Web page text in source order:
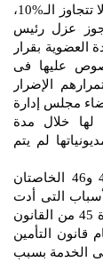
بما يفوق ما يحدده القانون، وهى صرف الأرباح بما لا تتجاوز الـ%10،
يجوز عزل رئيس
العضوية بقرار
عليها فى
الإضرار
مجلس إدارة
لها خلال مدة
لم يتم
ومن أبرز مخالفات الشركات للقانون، المادتان 45 و46 الخاصتان
التى أدت
لفشل شركات قطاع الأعمال، حيث تنص بنود المادة 45 من القانون
قانون التأمين
بالقانون رقم 79 لسنة 1975، وتنهى الخدمة بسبب